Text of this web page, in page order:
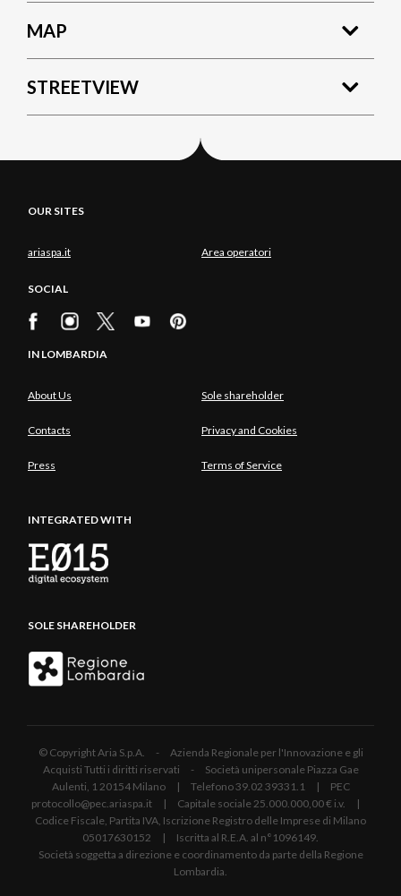
MAP
STREETVIEW
OUR SITES
ariaspa.it Area operatori
SOCIAL
IN LOMBARDIA
About Us Sole shareholder
Contacts Privacy and Cookies
Press Terms of Service
INTEGRATED WITH
SOLE SHAREHOLDER
© Copyright Aria S.p.A. - Azienda Regionale per l'Innovazione e gli
Acquisti Tutti i diritti riservati - Società unipersonale Piazza Gae
Aulenti, 1 20154 Milano | Telefono 39.02 39331.1 | PEC
protocollo@pec.ariaspa.it | Capitale sociale 25.000.000,00 € i.v. |
Codice Fiscale, Partita IVA, Iscrizione Registro delle Imprese di Milano
05017630152 | Iscritta al R.E.A. al n°1096149.
Società soggetta a direzione e coordinamento da parte della Regione
Lombardia.